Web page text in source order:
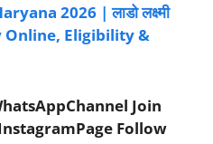
2026 | लाडो लक्ष्मी
Online, Eligibility &
Join
Follow